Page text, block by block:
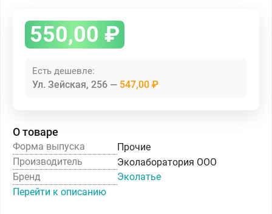
550,00 ₽
Есть дешевле:
Ул. Зейская, 256 547,00 ₽
О товаре
Форма выпуска
Прочие
Производитель
Эколаборатория ООО
Бренд
Эколатье
Перейти к описанию